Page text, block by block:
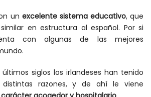
un excelente sistema educativo, que
en estructura al español. Por si
con algunas de las mejores
siglos los irlandeses han tenido
razones, y de ahí le viene